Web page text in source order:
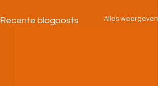
Recente blogposts Alles weergeven